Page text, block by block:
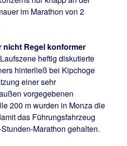
im Marathon von 2
nicht Regel konformer
heftig diskutierte
hinterließ bei Kipchoge
einer sehr
vorgegebenen
200 m wurden in Monza die
das Führungsfahrzeug
Marathon gehalten.